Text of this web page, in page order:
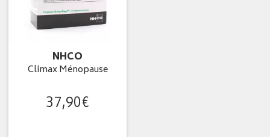
NHCO
Climax Ménopause
37,90€